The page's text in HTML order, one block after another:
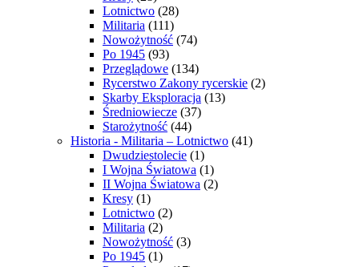
Lotnictwo (28)
Militaria (111)
Nowożytność (74)
Po 1945 (93)
Przeglądowe (134)
Rycerstwo Zakony rycerskie (2)
Skarby Eksploracja (13)
Średniowiecze (37)
Starożytność (44)
Historia - Militaria – Lotnictwo (41)
Dwudziestolecie (1)
I Wojna Światowa (1)
II Wojna Światowa (2)
Kresy (1)
Lotnictwo (2)
Militaria (2)
Nowożytność (3)
Po 1945 (1)